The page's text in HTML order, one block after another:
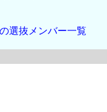
選抜メンバー一覧